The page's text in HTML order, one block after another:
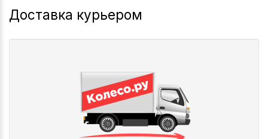
Доставка курьером